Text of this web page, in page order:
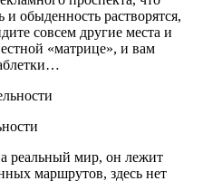
и обыденность растворятся,
совсем другие места и
«матрице», и вам
реальный мир, он лежит
маршрутов, здесь нет